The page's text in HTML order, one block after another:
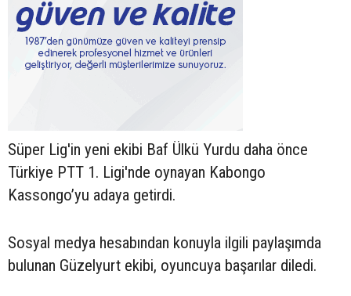
Süper Lig'in yeni ekibi Baf Ülkü Yurdu daha önce
Türkiye PTT 1. Ligi'nde oynayan Kabongo
Kassongo’yu adaya getirdi.
Sosyal medya hesabından konuyla ilgili paylaşımda
bulunan Güzelyurt ekibi, oyuncuya başarılar diledi.